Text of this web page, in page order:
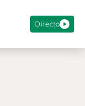
Directo